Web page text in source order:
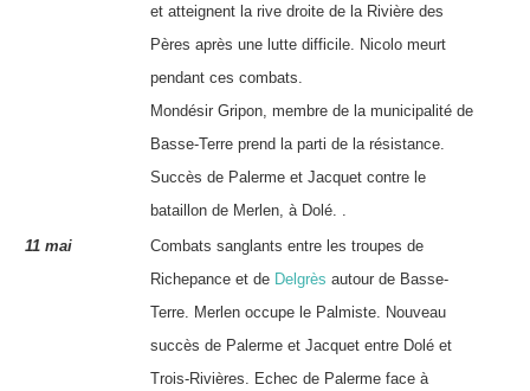
et atteignent la rive droite de la Rivière des
Pères après une lutte difficile.
Nicolo meurt
pendant ces combats.
Mondésir Gripon , membre de la municipalité de
Basse-Terre prend la parti de la résistance.
Succès de Palerme et Jacquet contre le
bataillon de Merlen, à Dolé. .
11 mai
Combats sanglants entre les troupes de
Richepance et de Delgrès autour de Basse-
Terre. Merlen occupe le Palmiste. Nouveau
succès de Palerme et Jacquet entre Dolé et
Trois-Rivières. Echec de Palerme face à